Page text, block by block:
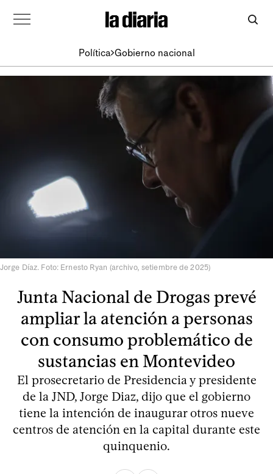
Política Gobierno nacional
Jorge Díaz. Foto: Ernesto Ryan (archivo, setiembre de 2025)
Junta Nacional de Drogas prevé
ampliar la atención a personas
con consumo problemático de
sustancias en Montevideo
El prosecretario de Presidencia y presidente
de la JND, Jorge Diaz, dijo que el gobierno
tiene la intención de inaugurar otros nueve
centros de atención en la capital durante este
quinquenio.